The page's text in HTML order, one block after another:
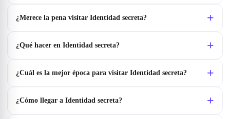
¿Merece la pena visitar Identidad secreta?
¿Qué hacer en Identidad secreta?
¿Cuál es la mejor época para visitar Identidad secreta?
¿Cómo llegar a Identidad secreta?